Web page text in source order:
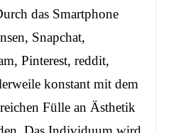
das Smartphone
Snapchat,
, Pinterest, reddit,
konstant mit dem
Fülle an Ästhetik